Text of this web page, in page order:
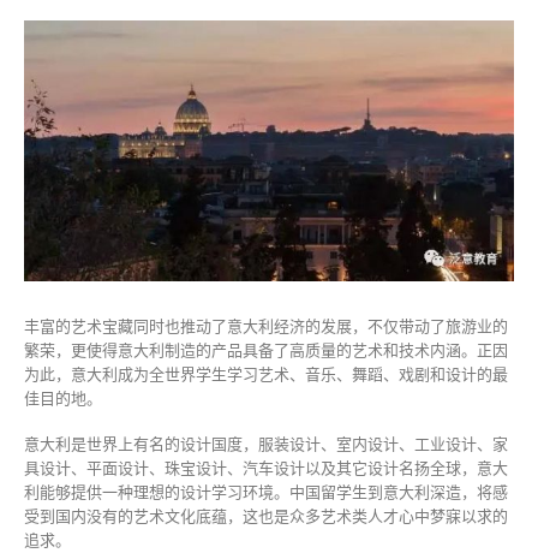
丰富的艺术宝藏同时也推动了意大利经济的发展，不仅带动了旅游业的
繁荣，更使得意大利制造的产品具备了高质量的艺术和技术内涵。正因
为此，意大利成为全世界学生学习艺术、音乐、舞蹈、戏剧和设计的最
佳目的地。
意大利是世界上有名的设计国度，服装设计、室内设计、工业设计、家
具设计、平面设计、珠宝设计、汽车设计以及其它设计名扬全球，意大
利能够提供一种理想的设计学习环境。中国留学生到意大利深造，将感
受到国内没有的艺术文化底蕴，这也是众多艺术类人才心中梦寐以求的
追求。